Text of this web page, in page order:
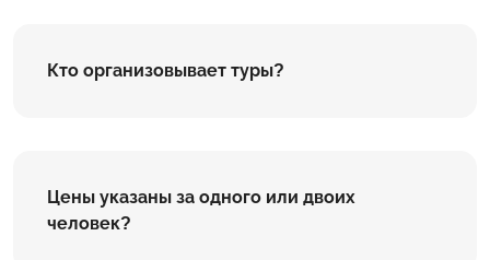
Кто организовывает туры?
Цены указаны за одного или двоих
человек?